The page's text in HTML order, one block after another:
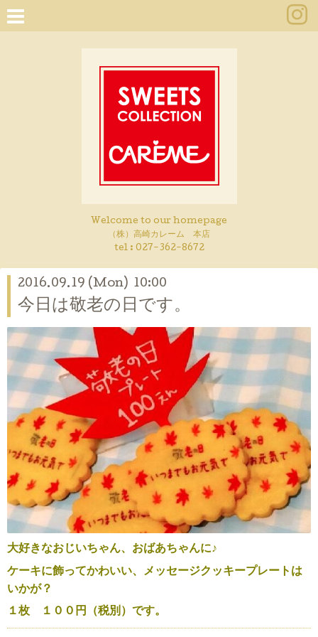
Welcome to our homepage
（株）高崎カレーム 本店
tel : 027-362-8672
2016.09.19 (Mon) 10:00
今日は敬老の日です。
大好きなおじいちゃん、おばあちゃんに♪
ケーキに飾ってかわいい、メッセージクッキープレートは
いかが？
１枚 １００円（税別）です。